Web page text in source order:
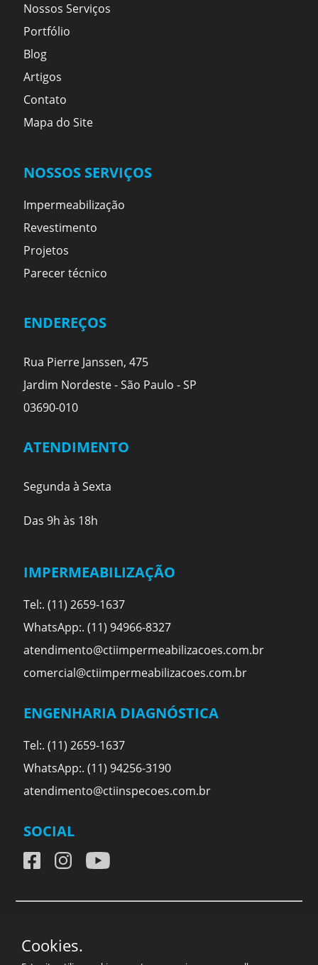
Nossos Serviços
Portfólio
Blog
Artigos
Contato
Mapa do Site
NOSSOS SERVIÇOS
Impermeabilização
Revestimento
Projetos
Parecer técnico
ENDEREÇOS
Rua Pierre Janssen, 475
Jardim Nordeste - São Paulo - SP
03690-010
ATENDIMENTO
Segunda à Sexta
Das 9h às 18h
IMPERMEABILIZAÇÃO
Tel:. (11) 2659-1637
WhatsApp:. (11) 94966-8327
atendimento@ctiimpermeabilizacoes.com.br
comercial@ctiimpermeabilizacoes.com.br
ENGENHARIA DIAGNÓSTICA
Tel:. (11) 2659-1637
WhatsApp:. (11) 94256-3190
atendimento@ctiinspecoes.com.br
SOCIAL
Cookies.